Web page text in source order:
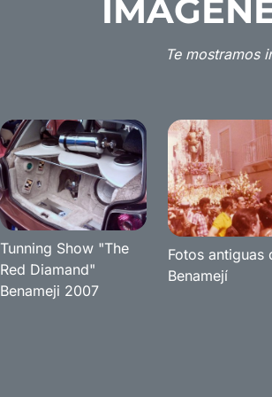
Te mostramos
Tunning Show "The
Red Diamand"
Benameji 2007
Fotos antiguas
Benamejí